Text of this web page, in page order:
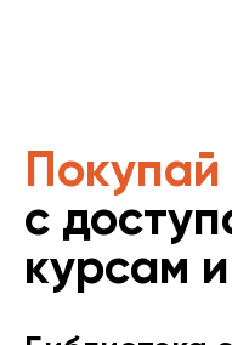
с
курсам